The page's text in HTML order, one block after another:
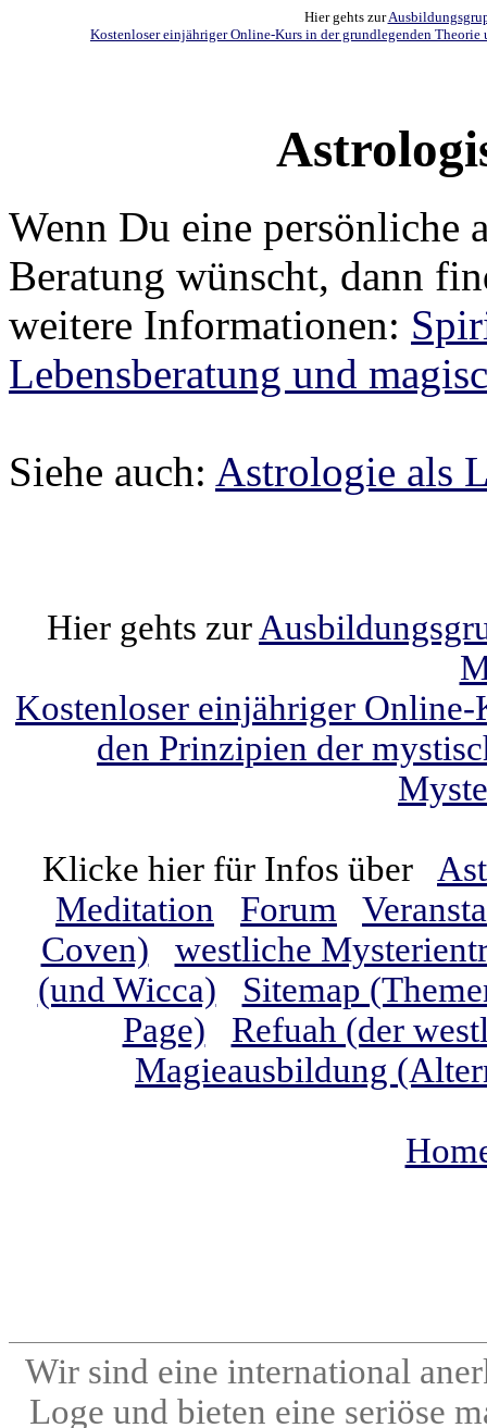
Hier gehts zur
Kostenloser einjähriger Online-Kurs in der grundlegenden
Wenn Du eine persönliche
Beratung wünscht, dann
weitere Informationen:
Lebensberatung und
Siehe auch: Astrologie als
Hier gehts zur
Kostenloser einjähriger
den Prinzipien der
Klicke hier für Infos über
Meditation
Forum
Coven)
westliche
(und Wicca)
Sitemap
Page)
Refuah (der
Magieausbildung
Wir sind eine international
Loge und bieten eine seriöse